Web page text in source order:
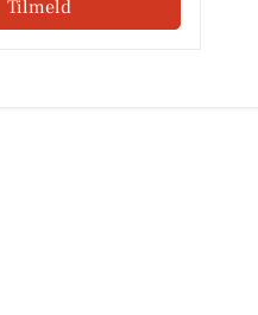
Tilmeld